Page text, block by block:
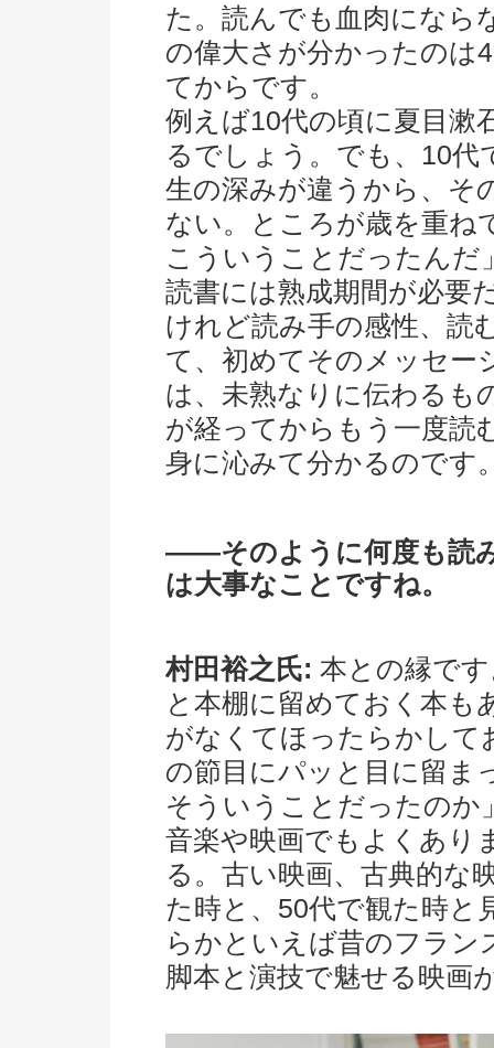
た。読んでも血肉になら
の偉大さが分かったのは
てからです。
例えば10代の頃に夏目漱
るでしょう。でも、10代
生の深みが違うから、そ
ない。ところが歳を重ね
こういうことだったんだ
読書には熟成期間が必要
けれど読み手の感性、読
て、初めてそのメッセー
は、未熟なりに伝わるも
が経ってからもう一度読
身に沁みて分かるのです
――そのように何度も読
は大事なことですね。
村田裕之氏: 本との縁で
と本棚に留めておく本も
がなくてほったらかして
の節目にパッと目に留ま
そういうことだったのか
音楽や映画でもよくあり
る。古い映画、古典的な
た時と、50代で観た時と
らかといえば昔のフラン
脚本と演技で魅せる映画